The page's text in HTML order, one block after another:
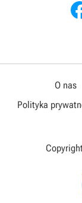
O nas
Polityka